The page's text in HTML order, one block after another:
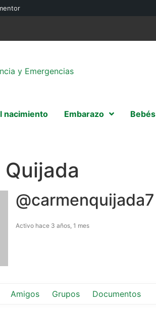
nacimiento Embarazo Bebés
@carmenquijada7
Activo hace 3 años, 1 mes
Amigos Grupos Documentos